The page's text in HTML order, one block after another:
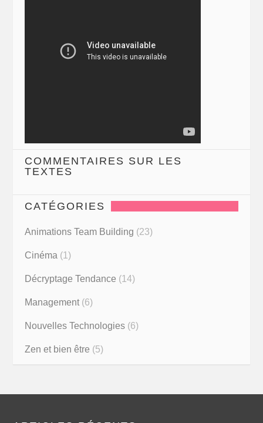
COMMENTAIRES SUR LES
TEXTES
CATÉGORIES
Animations Team Building (23)
Cinéma (1)
Décryptage Tendance (14)
Management (6)
Nouvelles Technologies (6)
Zen et bien être (5)